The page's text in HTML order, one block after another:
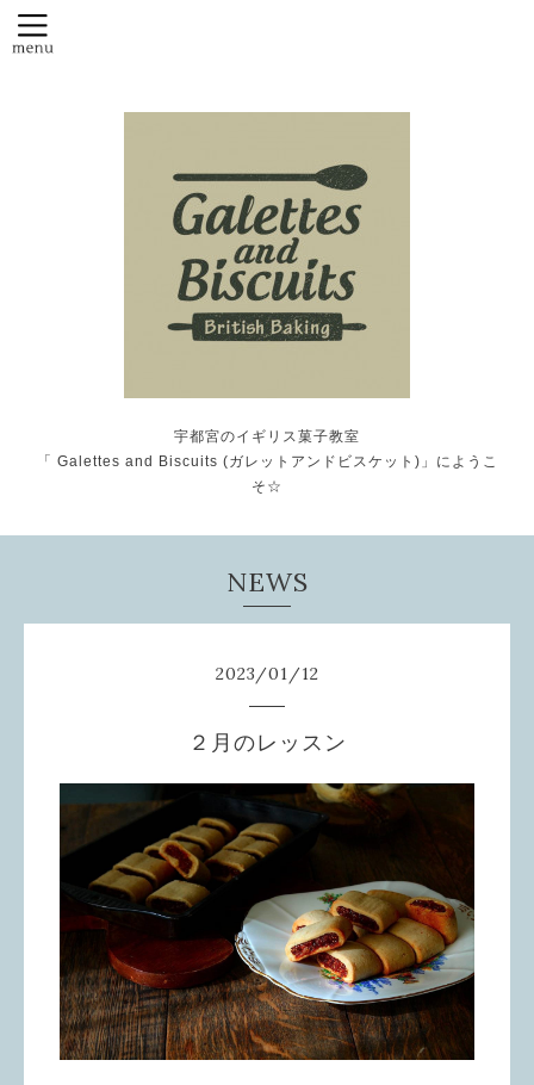
宇都宮のイギリス菓子教室
「 Galettes and Biscuits (ガレットアンドビスケット)」にようこ
そ☆
NEWS
2023/01/12
２月のレッスン